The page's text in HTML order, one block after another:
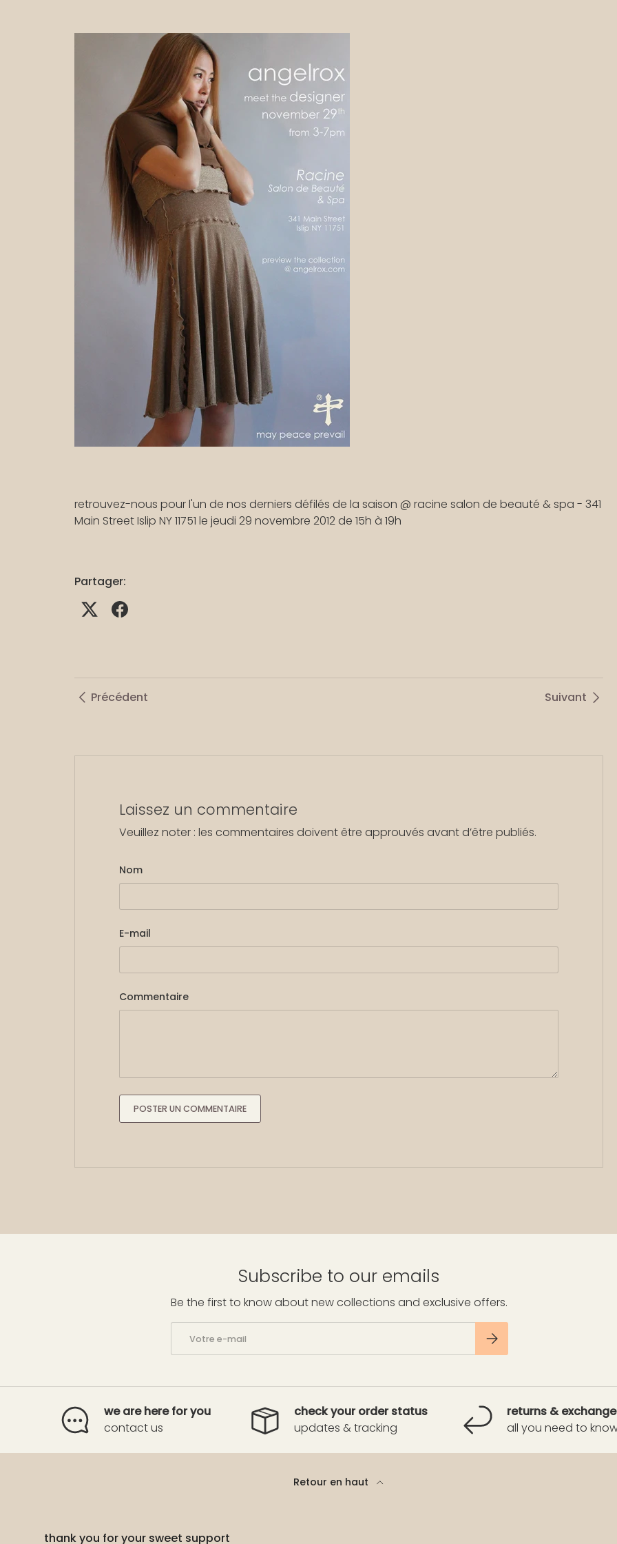
retrouvez-nous pour l'un de nos derniers défilés de la saison @ racine salon de beauté & spa - 341
Main Street Islip NY 11751 le jeudi 29 novembre 2012 de 15h à 19h
Partager:
Précédent Suivant
Laissez un commentaire
Veuillez noter : les commentaires doivent être approuvés avant d’être publiés.
Nom
E-mail
Commentaire
POSTER UN COMMENTAIRE
Subscribe to our emails
Be the first to know about new collections and exclusive offers.
S’INSCRIRE
we are here for you
contact us
check your order status
updates & tracking
returns &
all you need to
Retour en haut
thank you for your sweet support